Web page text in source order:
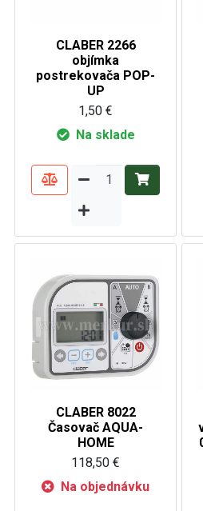
CLABER 2266
objímka
postrekovača POP-
UP
1,50 €
Na sklade
CLABER 8022
Časovač AQUA-
HOME
118,50 €
Na objednávku